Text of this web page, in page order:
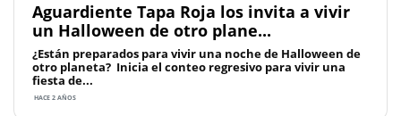
Aguardiente Tapa Roja los invita a vivir
un Halloween de otro plane...
¿Están preparados para vivir una noche de Halloween de
otro planeta? Inicia el conteo regresivo para vivir una
fiesta de...
HACE 2 AÑOS